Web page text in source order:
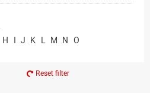
H I J K L M N O
Reset filter